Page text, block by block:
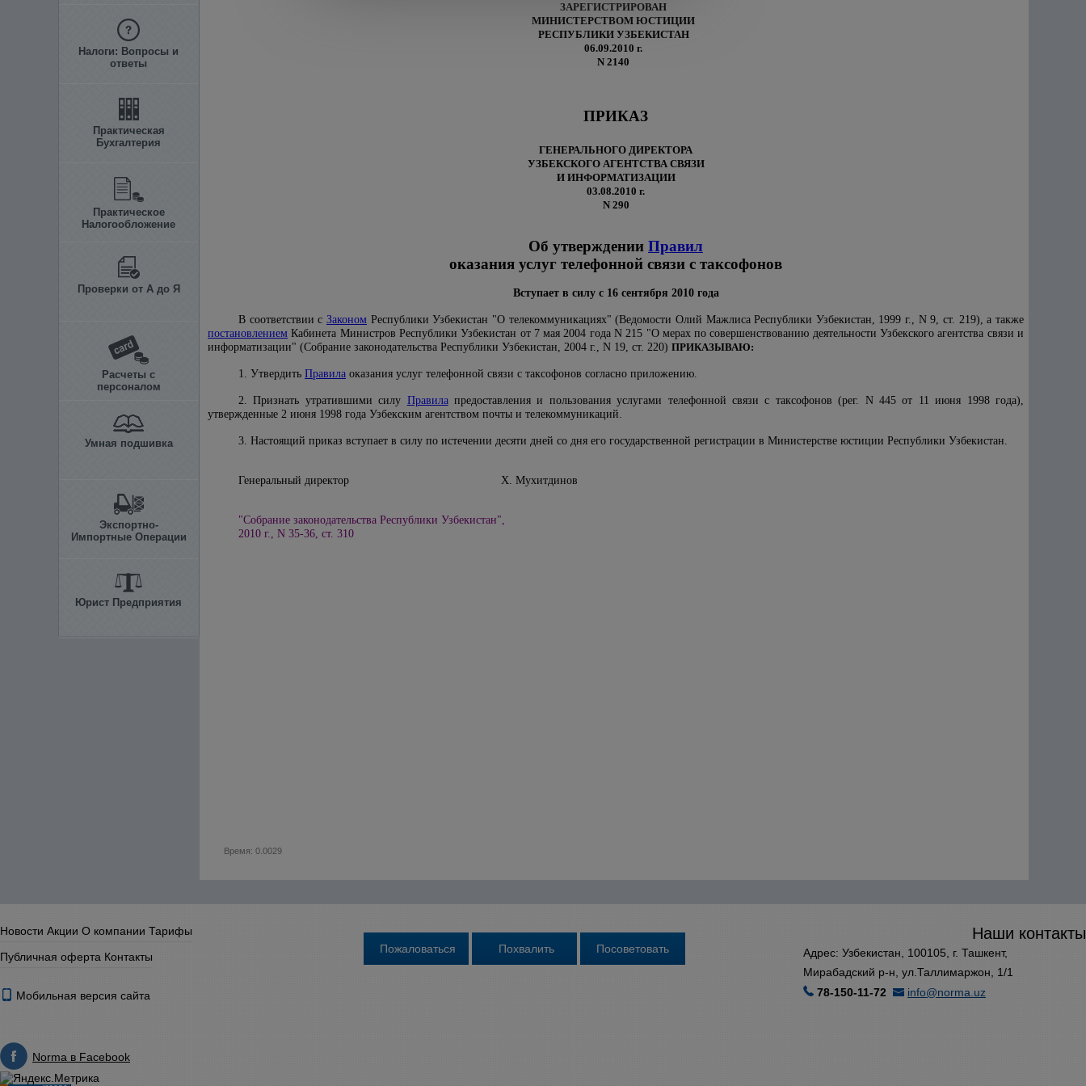
Налоги: Вопросы и
ответы
Практическая
Бухгалтерия
Практическое
Налогообложение
Проверки от А до Я
Расчеты с
персоналом
Умная подшивка
Экспортно-
Импортные Операции
Юрист Предприятия
ЗАРЕГИСТРИРОВАН
МИНИСТЕРСТВОМ ЮСТИЦИИ
РЕСПУБЛИКИ УЗБЕКИСТАН
06.09.2010 г.
N 2140
ПРИКАЗ
ГЕНЕРАЛЬНОГО ДИРЕКТОРА
УЗБЕКСКОГО АГЕНТСТВА СВЯЗИ
И ИНФОРМАТИЗАЦИИ
03.08.2010 г.
N 290
Об утверждении Правил
оказания услуг телефонной связи с таксофонов
Вступает в силу с 16 сентября 2010 года
В соответствии с ЗакономРеспублики Узбекистан "О телекоммуникациях" (Ведомости Олий Мажлиса Республики Узбекистан, 1999 г., N 9, ст. 219), а также
постановлением Кабинета Министров Республики Узбекистан от 7 мая 2004 года N 215 "О мерах по совершенствованию деятельности Узбекского агентства связи и
информатизации" (Собрание законодательства Республики Узбекистан, 2004 г., N 19, ст. 220) ПРИКАЗЫВАЮ:
1. Утвердить Правила оказания услуг телефонной связи с таксофонов согласно приложению.
2. Признать утратившими силу Правилапредоставления и пользования услугами телефонной связи с таксофонов (peг. N 445 от 11 июня 1998 года),
утвержденные 2 июня 1998 года Узбекским агентством почты и телекоммуникаций.
3. Настоящий приказ вступает в силу по истечении десяти дней со дня его государственной регистрации в Министерстве юстиции Республики Узбекистан.
Генеральный директор X. Мухитдинов
"Собрание законодательства Республики Узбекистан",
2010 г., N 35-36, ст. 310
Время: 0.0029
Новости Акции О компании Тарифы
Публичная оферта Контакты
Наши контакты
Адрес: Узбекистан, 100105, г. Ташкент,
Мирабадский р-н, ул.Таллимаржон, 1/1
78-150-11-72
info@norma.uz
Мобильная версия сайта
Norma в Facebook